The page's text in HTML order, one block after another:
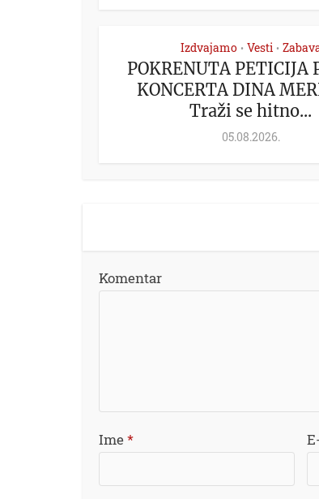
Izdvajamo • Vesti •
POKRENUTA PETICIJA
KONCERTA DINA
Traži se hitno...
05.08.2026.
Komentar
Ime*